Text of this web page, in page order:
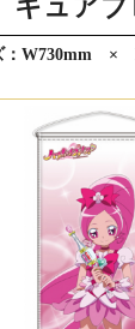
ュアブ
：W730mm ×